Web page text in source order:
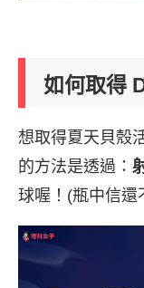
如何取得
想取得夏天貝殼
的方法是透過：
球喔！(瓶中信還